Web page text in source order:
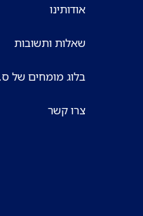
אודותינו
שאלות ותשובות
בלוג מומחים של
צרו קשר